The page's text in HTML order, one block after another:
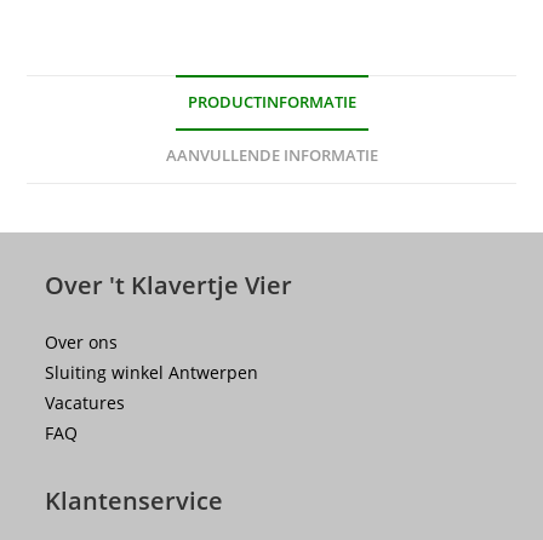
PRODUCTINFORMATIE
AANVULLENDE INFORMATIE
Over 't Klavertje Vier
Over ons
Sluiting winkel Antwerpen
Vacatures
FAQ
Klantenservice